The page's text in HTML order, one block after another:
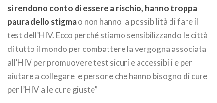
si rendono conto di essere a rischio, hanno troppa
paura dello stigmao non hanno la possibilità di fare il
test dell’HIV. Ecco perché stiamo sensibilizzando le città
di tutto il mondo per combattere la vergogna associata
all’HIV per promuovere test sicuri e accessibili e per
aiutare a collegare le persone che hanno bisogno di cure
per l’HIV alle cure giuste”